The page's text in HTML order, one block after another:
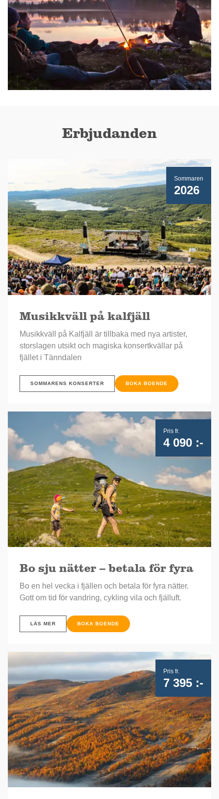
Erbjudanden
Sommaren
2026
Musikkväll på kalfjäll
Musikkväll på Kalfjäll är tillbaka med nya artister,
storslagen utsikt och magiska konsertkvällar på
fjället i Tänndalen
SOMMARENS KONSERTER BOKA BOENDE
Pris fr.
4 090 :-
Bo sju nätter – betala för fyra
Bo en hel vecka i fjällen och betala för fyra nätter.
Gott om tid för vandring, cykling vila och fjälluft.
LÄS MER BOKA BOENDE
Pris fr.
7 395 :-